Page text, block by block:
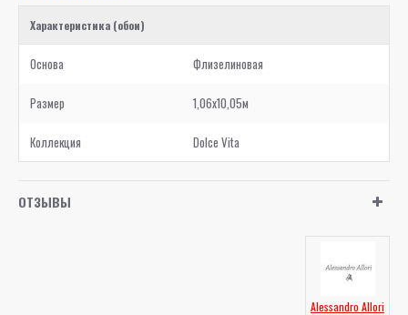
Характеристика (обои)
Основа Флизелиновая
Размер 1,06x10,05м
Коллекция Dolce Vita
ОТЗЫВЫ
Alessandro Allori